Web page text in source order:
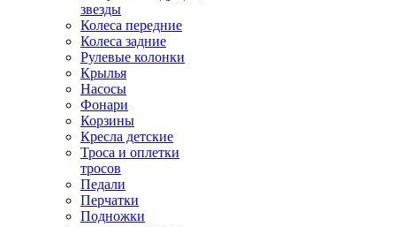
звезды
Колеса передние
Колеса задние
Рулевые колонки
Крылья
Насосы
Фонари
Корзины
Кресла детские
Троса и оплетки
тросов
Педали
Перчатки
Подножки